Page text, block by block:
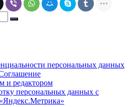
персональных данных
и редактором
персональных данных с